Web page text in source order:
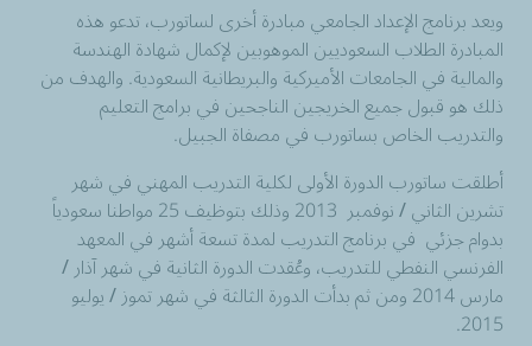
ويعد برنامج الإعداد الجامعي مبادرة أخرى لساتورب، تدعو هذه
المبادرة الطلاب السعوديين الموهوبين لإكمال شهادة الهندسة
والمالية في الجامعات الأميركية والبريطانية السعودية. والهدف من
ذلك هو قبول جميع الخريجين الناجحين في برامج التعليم
والتدريب الخاص بساتورب في مصفاة الجبيل.
أطلقت ساتورب الدورة الأولى لكلية التدريب المهني في شهر
تشرين الثاني / نوفمبر 2013 وذلك بتوظيف 25 مواطنا سعودياً
بدوام جزئي في برنامج التدريب لمدة تسعة أشهر في المعهد
الفرنسي النفطي للتدريب، وعُقدت الدورة الثانية في شهر آذار /
مارس 2014 ومن ثم بدأت الدورة الثالثة في شهر تموز / يوليو
2015
.